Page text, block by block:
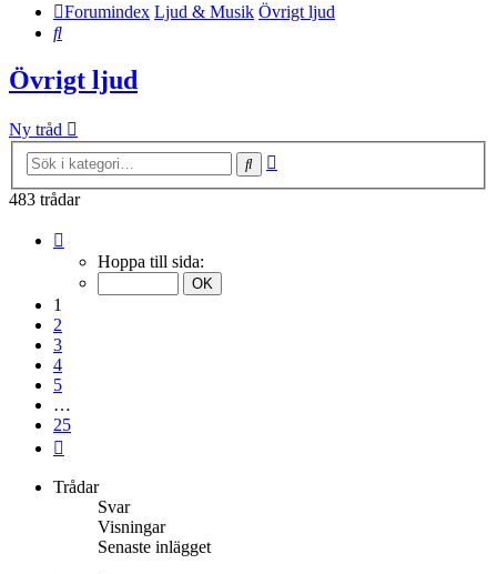
Forumindex Ljud & Musik Övrigt ljud
Sök
Övrigt ljud
Ny tråd
Sök
483 trådar
Hoppa till sida:
1
2
3
4
5
…
25
Trådar
Svar
Visningar
Senaste inlägget